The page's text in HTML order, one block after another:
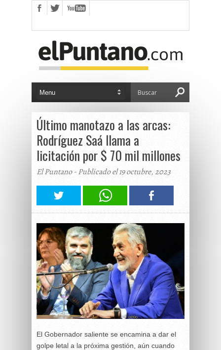
Último manotazo a las arcas:
Rodríguez Saá llama a
licitación por $ 70 mil millones
El Puntano - Publicado el 19 octubre, 2023
El Gobernador saliente se encamina a dar el
golpe letal a la próxima gestión, aún cuando